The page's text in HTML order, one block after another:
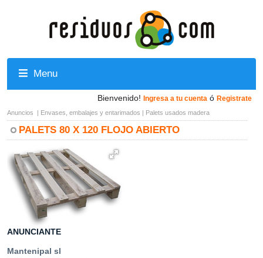
Menu
Bienvenido! Ingresa a tu cuenta ó Registrate
Anuncios | Envases, embalajes y entarimados | Palets usados madera
PALETS 80 X 120 FLOJO ABIERTO
ANUNCIANTE
Mantenipal sl